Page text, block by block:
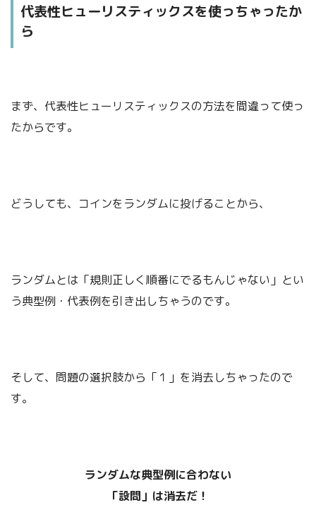
代表性ヒューリスティックスを使っちゃったか
ら
まず、代表性ヒューリスティックスの方法を間違って使っ
たからです。
どうしても、コインをランダムに投げることから、
ランダムとは「規則正しく順番にでるもんじゃない」とい
う典型例・代表例を引き出しちゃうのです。
そして、問題の選択肢から「１」を消去しちゃったので
す。
ランダムな典型例に合わない
「設問」は消去だ！